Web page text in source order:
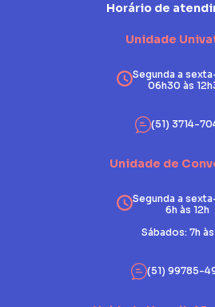
Horário de
Unidade
Segunda a
06h30 às
(51) 3714-
Unidade de
Segunda a
6h às 12h
Sábados: 7h às
(51) 99785-